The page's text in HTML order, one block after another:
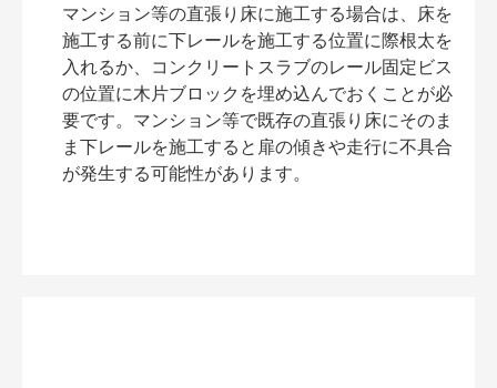
マンション等の直張り床に施工する場合は、床を
施工する前に下レールを施工する位置に際根太を
入れるか、コンクリートスラブのレール固定ビス
の位置に木片ブロックを埋め込んでおくことが必
要です。マンション等で既存の直張り床にそのま
ま下レールを施工すると扉の傾きや走行に不具合
が発生する可能性があります。